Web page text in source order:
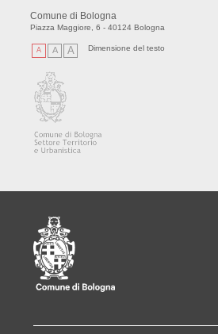
Comune di Bologna
Piazza Maggiore, 6 - 40124 Bologna
A A A Dimensione del testo